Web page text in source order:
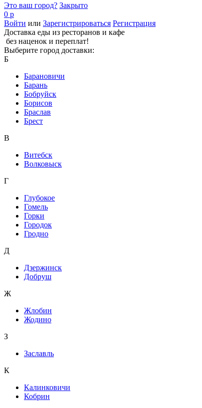
Это ваш город? Закрыто
0 р
Войти или Зарегистрироваться Регистрация
Доставка еды из ресторанов и кафе
без наценок и переплат!
Выберите город доставки:
Б
Барановичи
Барань
Бобруйск
Борисов
Браслав
Брест
В
Витебск
Волковыск
Г
Глубокое
Гомель
Горки
Городок
Гродно
Д
Дзержинск
Добруш
Ж
Жлобин
Жодино
З
Заславль
К
Калинковичи
Кобрин